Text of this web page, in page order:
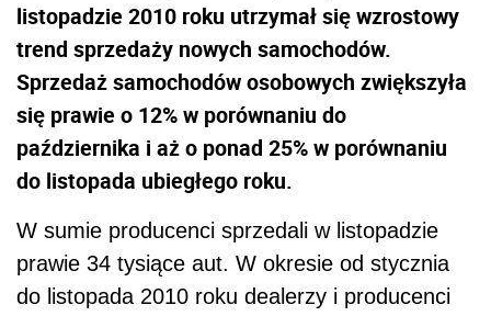
listopadzie 2010 roku utrzymał się wzrostowy
trend sprzedaży nowych samochodów.
Sprzedaż samochodów osobowych zwiększyła
się prawie o 12% w porównaniu do
października i aż o ponad 25% w porównaniu
do listopada ubiegłego roku.
W sumie producenci sprzedali w listopadzie
prawie 34 tysiące aut. W okresie od stycznia
do listopada 2010 roku dealerzy i producenci